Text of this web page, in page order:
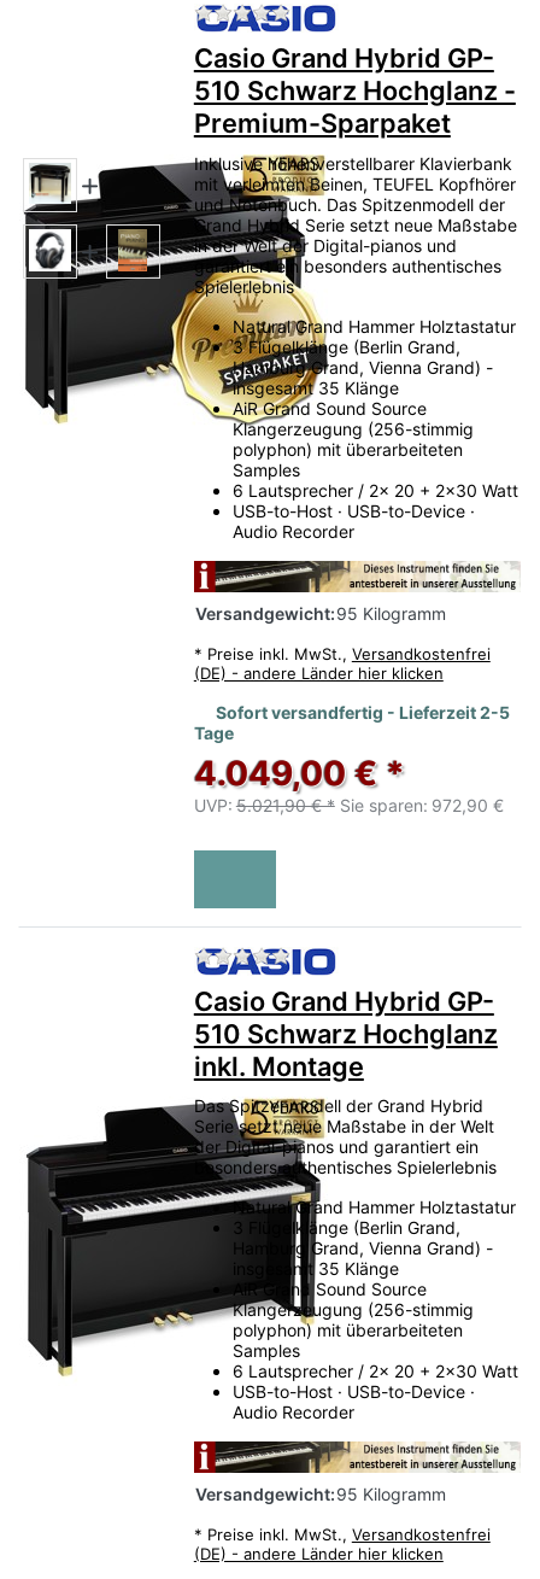
Zu diesem Produkt liegen
Casio Grand Hybrid GP-
510 Schwarz Hochglanz -
Premium-Sparpaket
Inklusive höhenverstellbarer Klavierbank
mit verleimten Beinen, TEUFEL Kopfhörer
und Notenbuch. Das Spitzenmodell der
Grand Hybrid Serie setzt neue Maßstabe
in der Welt der Digital-pianos und
garantiert ein besonders authentisches
Spielerlebnis
Natural Grand Hammer Holztastatur
3 Flügelklänge (Berlin Grand,
Hamburg Grand, Vienna Grand) -
insgesamt 35 Klänge
AiR Grand Sound Source
Klangerzeugung (256-stimmig
polyphon) mit überarbeiteten
Samples
6 Lautsprecher / 2x 20 + 2x30 Watt
USB-to-Host · USB-to-Device ·
Audio Recorder
Versandgewicht:95 Kilogramm
* Preise inkl. MwSt., Versandkostenfrei
(DE) - andere Länder hier klicken
Sofort versandfertig - Lieferzeit 2-5
Tage
4.049,00 € *
UVP: 5.021,90 € * Sie sparen: 972,90 €
Zu diesem Produkt liegen
Casio Grand Hybrid GP-
510 Schwarz Hochglanz
inkl. Montage
Das Spitzenmodell der Grand Hybrid
Serie setzt neue Maßstabe in der Welt
der Digital-pianos und garantiert ein
besonders authentisches Spielerlebnis
Natural Grand Hammer Holztastatur
3 Flügelklänge (Berlin Grand,
Hamburg Grand, Vienna Grand) -
insgesamt 35 Klänge
AiR Grand Sound Source
Klangerzeugung (256-stimmig
polyphon) mit überarbeiteten
Samples
6 Lautsprecher / 2x 20 + 2x30 Watt
USB-to-Host · USB-to-Device ·
Audio Recorder
Versandgewicht:95 Kilogramm
* Preise inkl. MwSt., Versandkostenfrei
(DE) - andere Länder hier klicken